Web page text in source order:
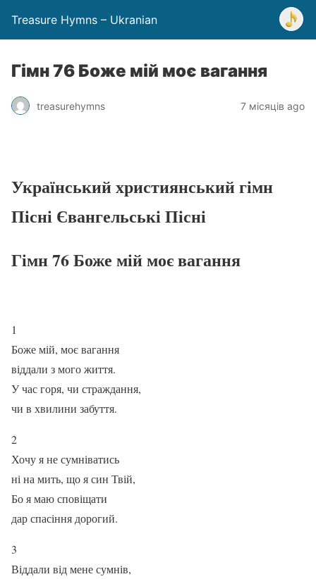
Treasure Hymns – Ukranian
Гімн 76 Боже мій моє вагання
treasurehymns 7 місяців ago
Український християнський гімн
Пісні Євангельські Пісні
Гімн 76 Боже мій моє вагання
1
Боже мій, моє вагання
віддали з мого життя.
У час горя, чи страждання,
чи в хвилини забуття.
2
Хочу я не сумніватись
ні на мить, що я син Твій,
Бо я маю сповіщати
дар спасіння дорогий.
3
Віддали від мене сумнів,